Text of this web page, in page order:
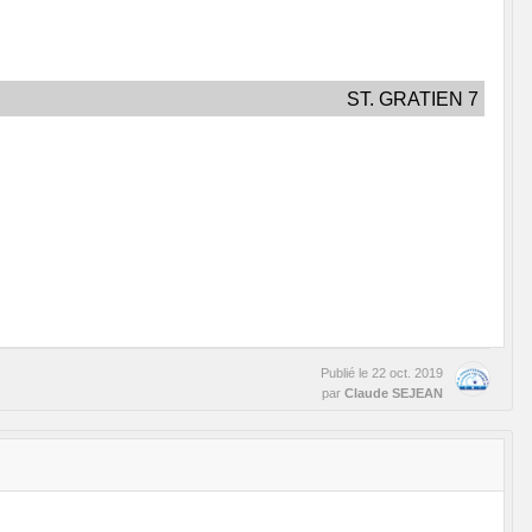
ST. GRATIEN 7
Publié le 22 oct. 2019
par Claude SEJEAN